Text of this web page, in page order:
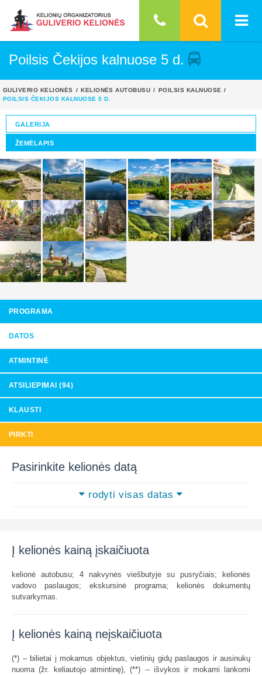
Poilsis Čekijos kalnuose 5 d.
GULIVERIO KELIONĖS KELIONĖS AUTOBUSU
POILSIS KALNUOSE
POILSIS ČEKIJOS KALNUOSE 5 D.
GALERIJA
ŽEMĖLAPIS
PROGRAMA
DATOS
ATMINTINĖ
ATSILIEPIMAI (94)
KLAUSTI
PIRKTI
Pasirinkite kelionės datą
rodyti visas datas
Į kelionės kainą įskaičiuota
kelionė autobusu; 4 nakvynės viešbutyje su pusryčiais; kelionės
vadovo paslaugos; ekskursinė programa; kelionės dokumentų
sutvarkymas.
Į kelionės kainą neįskaičiuota
(*) – bilietai į mokamus objektus, vietinių gidų paslaugos ir ausinukų
nuoma (žr. keliautojo atmintinę), (**) -- išvykos ir mokami lankomi